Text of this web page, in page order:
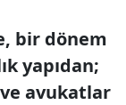
bir dönem
yapıdan;
avukatlar